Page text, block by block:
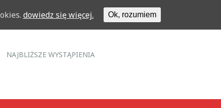
NAJBLIŻSZE WYSTĄPIENIA
dowiedz się więcej. Ok, rozumiem